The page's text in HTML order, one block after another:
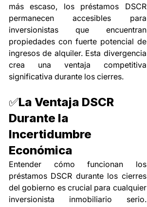
más escaso, los préstamos DSCR
permanecen accesibles para
inversionistas que encuentran
propiedades con fuerte potencial de
ingresos de alquiler. Esta divergencia
crea una ventaja competitiva
significativa durante los cierres.
✅La Ventaja DSCR
Durante la
Incertidumbre
Económica
Entender cómo funcionan los
préstamos DSCR durante los cierres
del gobierno es crucial para cualquier
inversionista inmobiliario serio.